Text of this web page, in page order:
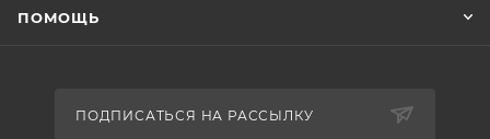
ПОМОЩЬ
ПОДПИСАТЬСЯ НА РАССЫЛКУ